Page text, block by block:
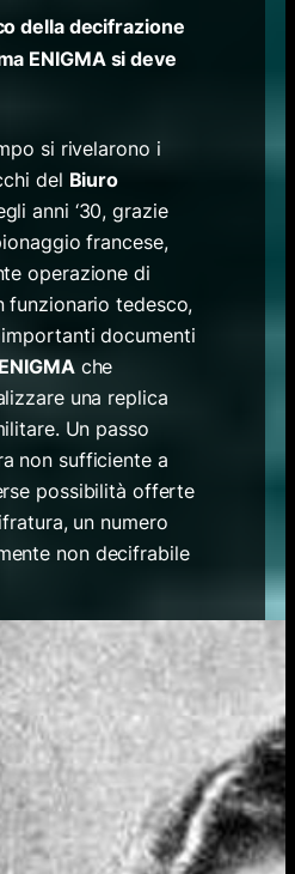
della decifrazione
ENIGMA si deve
si rivelarono i
del Biuro
anni ‘30, grazie
francese,
operazione di
funzionario tedesco,
documenti
ENIGMA che
una replica
Un passo
non sufficiente a
possibilità offerte
un numero
non decifrabile